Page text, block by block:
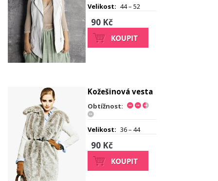
Velikost: 44 – 52
90 Kč
Kožešinová vesta
Obtížnost:
Velikost: 36 – 44
90 Kč